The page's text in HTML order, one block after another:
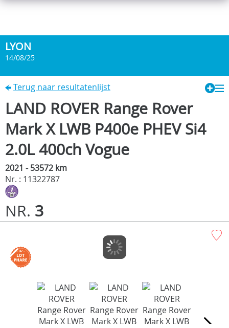
LYON
14/08/25
Terug naar resultatenlijst
LAND ROVER Range Rover
Mark X LWB P400e PHEV Si4
2.0L 400ch Vogue
2021 - 53572 km
Nr. : 11322787
NR. 3